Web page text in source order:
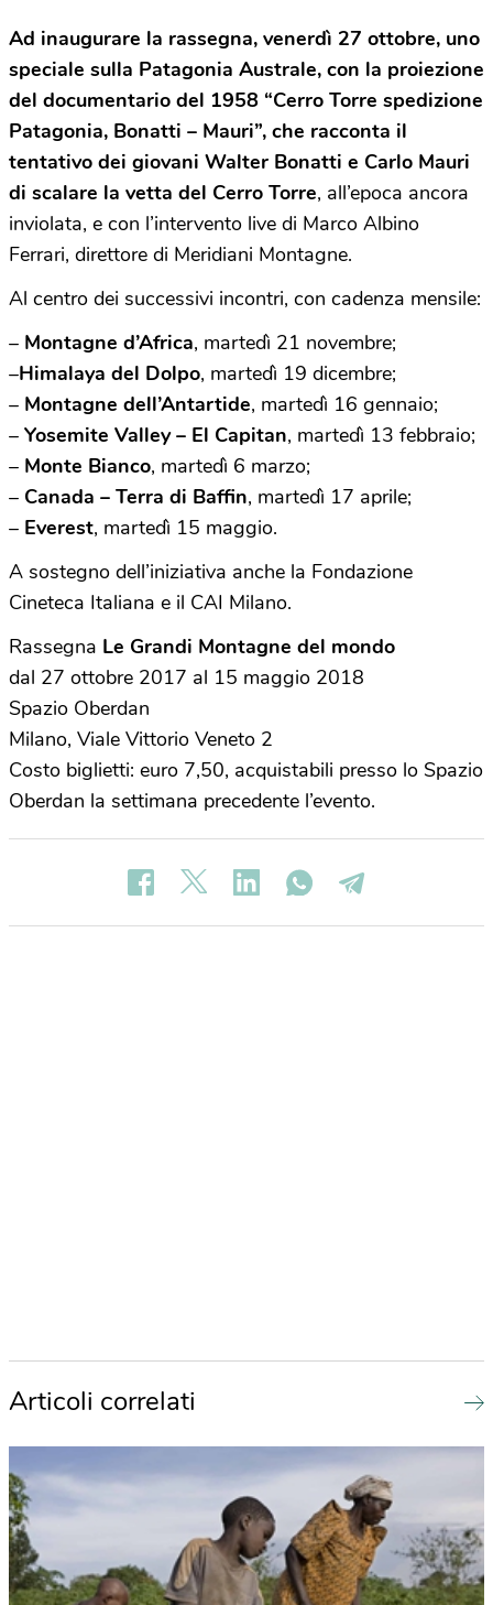
Ad inaugurare la rassegna, venerdì 27 ottobre, uno
speciale sulla Patagonia Australe, con la proiezione
del documentario del 1958 “Cerro Torre spedizione
Patagonia, Bonatti – Mauri”, che racconta il
tentativo dei giovani Walter Bonatti e Carlo Mauri
di scalare la vetta del Cerro Torre, all’epoca ancora
inviolata, e con l’intervento live di Marco Albino
Ferrari, direttore di Meridiani Montagne.
Al centro dei successivi incontri, con cadenza mensile:
– Montagne d’Africa, martedì 21 novembre;
–Himalaya del Dolpo, martedì 19 dicembre;
– Montagne dell’Antartide, martedì 16 gennaio;
– Yosemite Valley – El Capitan, martedì 13 febbraio;
– Monte Bianco, martedì 6 marzo;
– Canada – Terra di Baffin, martedì 17 aprile;
– Everest, martedì 15 maggio.
A sostegno dell’iniziativa anche la Fondazione
Cineteca Italiana e il CAI Milano.
Rassegna Le Grandi Montagne del mondo
dal 27 ottobre 2017 al 15 maggio 2018
Spazio Oberdan
Milano, Viale Vittorio Veneto 2
Costo biglietti: euro 7,50, acquistabili presso lo Spazio
Oberdan la settimana precedente l’evento.
Articoli correlati